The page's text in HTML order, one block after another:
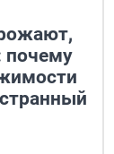
почему